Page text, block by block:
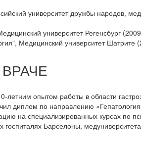
университет дружбы народов,
университет Регенсбург
Медицинский университет Шатрите
летним опытом работы в области
диплом по направлению
на специализированных курсах по
Барселоны,